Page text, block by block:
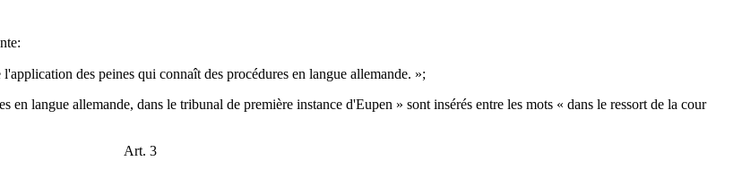
des peines qui connaît des procédures en langue allemande. »;
langue allemande, dans le tribunal de première instance d'Eupen » sont insérés entre les mots « dans le ressort de la cour
Art. 3